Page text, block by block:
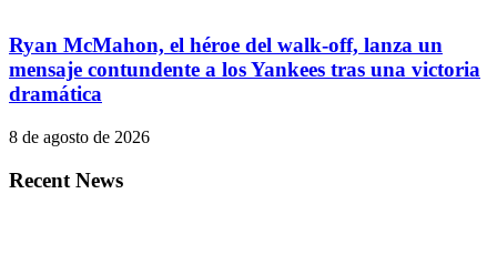
Ryan McMahon, el héroe del walk-off, lanza un
mensaje contundente a los Yankees tras una victoria
dramática
8 de agosto de 2026
Recent News